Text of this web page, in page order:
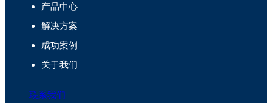
产品中心
解决方案
成功案例
关于我们
联系我们